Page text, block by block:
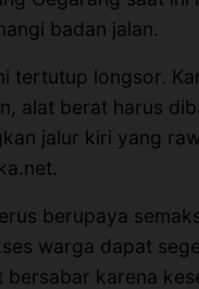
badan jalan.
tertutup longsor.
alat berat harus
jalur kiri yang
berupaya
warga dapat
karena